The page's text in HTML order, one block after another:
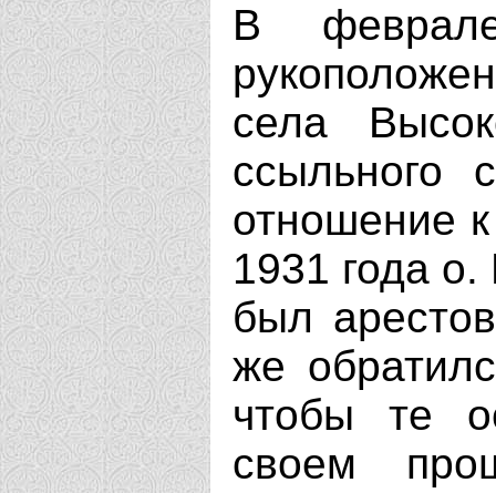
В
села
ссыльного
отношение
1931 года
был
же
чтобы те
своем